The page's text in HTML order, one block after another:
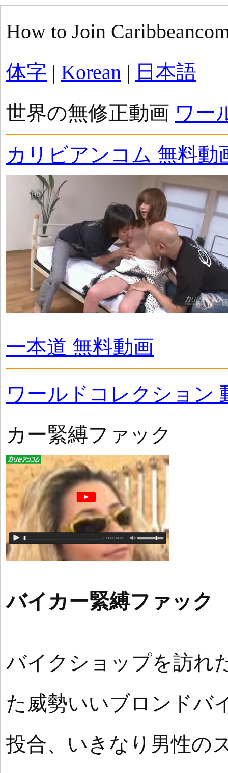
How to Join
体字 | Korean | 日本語
世界の無修正動画 ワー
カリビアンコム 無料動
一本道 無料動画
ワールドコレクション
カー緊縛ファック
バイカー緊縛ファック
バイクショップを訪れ
た威勢いいブロンドバ
投合、いきなり男性の